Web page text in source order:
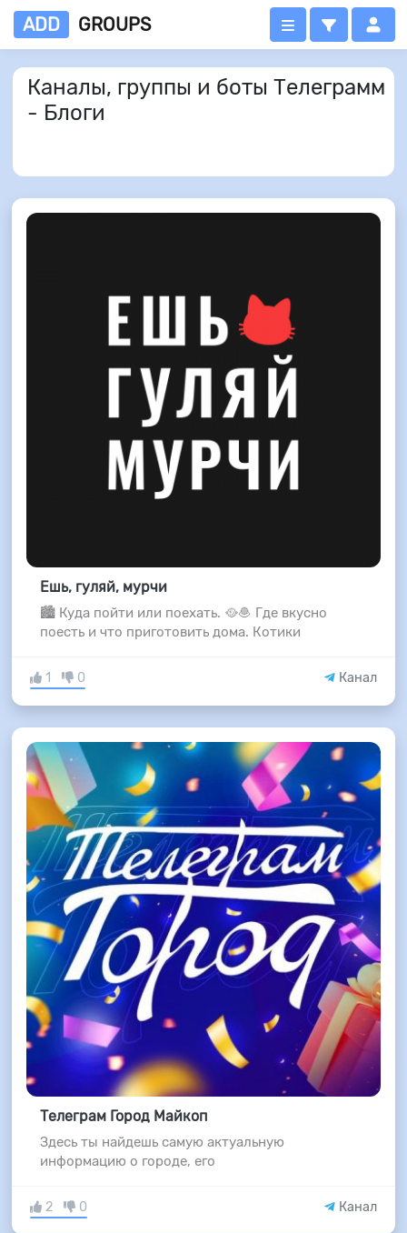
ADD GROUPS
Каналы, группы и боты Телеграмм
- Блоги
Ешь, гуляй, мурчи
🏙 Куда пойти или поехать. 🥘🧆 Где вкусно
поесть и что приготовить дома. Котики
1 0 Канал
Телеграм Город Майкоп
Здесь ты найдешь самую актуальную
информацию о городе, его
2 0 Канал